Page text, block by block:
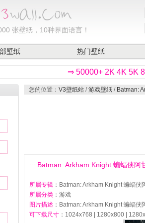
张壁纸，10种界面语言！
壁纸 热门壁纸
⇒ 50000+ 2K 4K 5K
您的位置： V3壁纸站 /游戏壁纸 / Batman:
::: Batman: Arkham Knight 蝙蝠侠阿
所属专辑 ：Batman: Arkham Knight 蝙蝠侠
所属分类 ：游戏
图片描述 ：Batman: Arkham Knight 蝙蝠侠
可下载尺寸 ：1024x768 | 1280x800 |